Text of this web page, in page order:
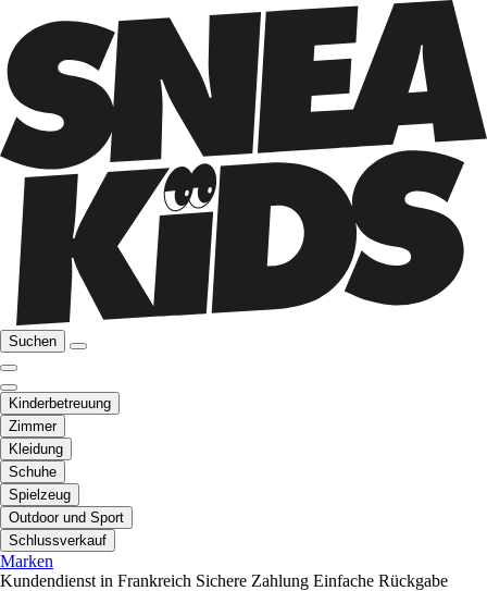
Suchen
Kinderbetreuung
Zimmer
Kleidung
Schuhe
Spielzeug
Outdoor und Sport
Schlussverkauf
Marken
Kundendienst in Frankreich Sichere Zahlung Einfache Rückgabe